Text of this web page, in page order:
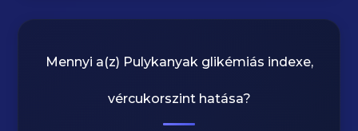
Mennyi a(z) Pulykanyakglikémiás indexe,
vércukorszint hatása?